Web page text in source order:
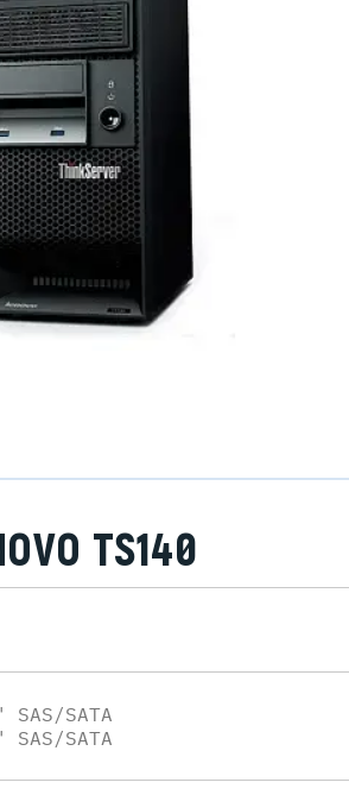
Серверы DELL
G17
G16
G15
G14
TS140
SATA
SATA